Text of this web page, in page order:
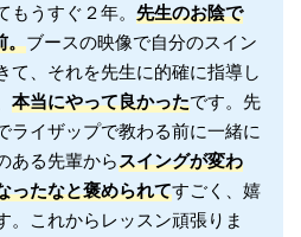
もうすぐ２年。 先生のお陰で
。ブースの映像で自分のスイン
て、それを先生に的確に指導し
本当にやって良かったです。先
ライザップで教わる前に一緒に
ある先輩からスイングが変わ
ったなと褒められてすごく、嬉
。これからレッスン頑張りま